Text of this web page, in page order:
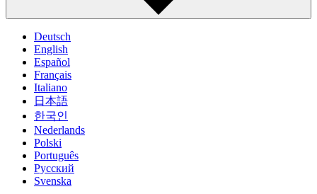
Deutsch
English
Español
Français
Italiano
日本語
한국인
Nederlands
Polski
Português
Pусский
Svenska